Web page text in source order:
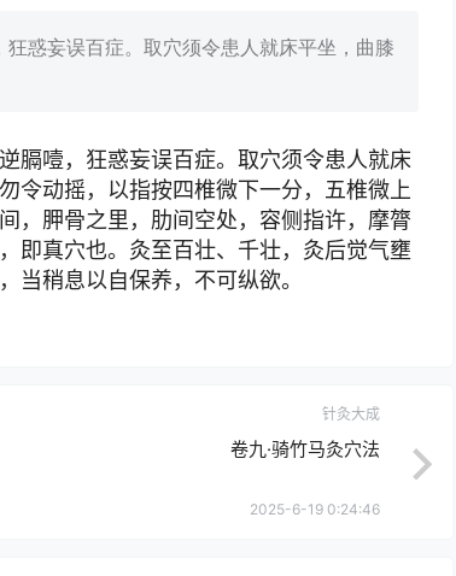
惑妄误百症。取穴须令患人就床平坐，曲膝
噎，狂惑妄误百症。取穴须令患人就床
令动摇，以指按四椎微下一分，五椎微上
，胛骨之里，肋间空处，容侧指许，摩膂
即真穴也。灸至百壮、千壮，灸后觉气壅
当稍息以自保养，不可纵欲。
针灸大成
卷九·骑竹马灸穴法
2025-6-19 0:24:46